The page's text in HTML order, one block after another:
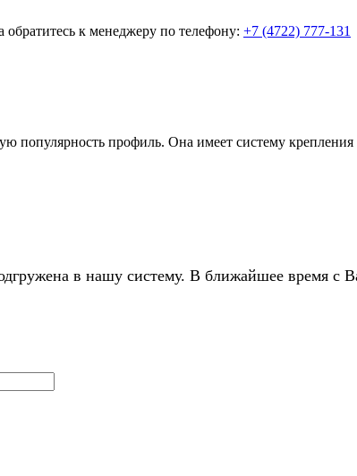
обратитесь к менеджеру по телефону: +7 (4722) 777-131
профиль. Она имеет систему крепления
в нашу систему. В ближайшее время с